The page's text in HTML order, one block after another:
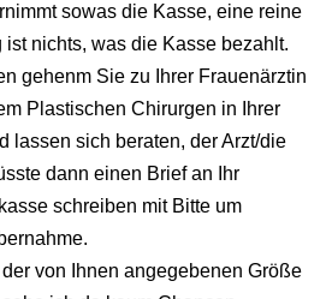
sowas die Kasse, eine reine
ist nichts, was die Kasse bezahlt.
gehenm Sie zu Ihrer Frauenärztin
Plastischen Chirurgen in Ihrer
lassen sich beraten, der Arzt/die
dann einen Brief an Ihr
schreiben mit Bitte um
von Ihnen angegebenen Größe